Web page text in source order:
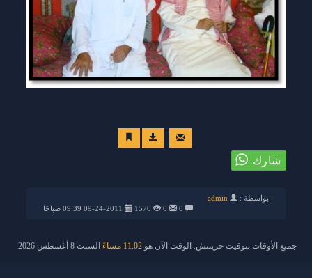
بواسطة :
admin
0
0
1570 09-24-2011 09:39 صباحًا
جميع الأوقات بتوقيت جرينتش. الوقت الآن هو11:02 مساءً السبت 8 أغسطس 2026.